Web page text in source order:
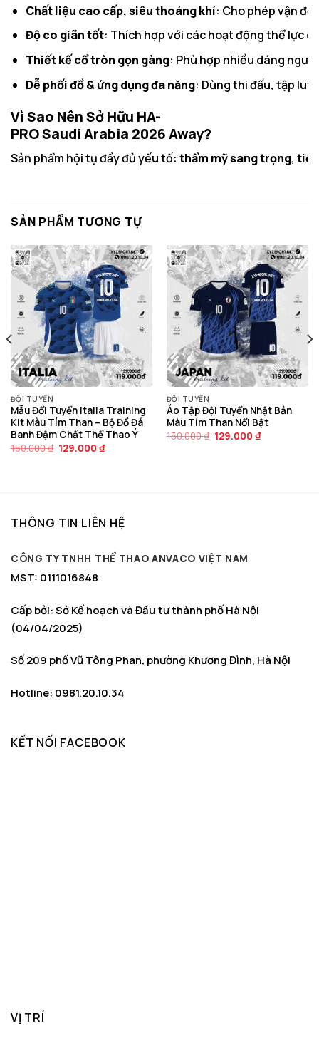
Chất liệu cao cấp, siêu thoáng khí: Cho phép vận
Độ co giãn tốt: Thích hợp với các hoạt động thể lực
Thiết kế cổ tròn gọn gàng: Phù hợp nhiều dáng
Dễ phối đồ & ứng dụng đa năng: Dùng thi đấu, tập
Vì Sao Nên Sở Hữu HA-
PRO Saudi Arabia 2026 Away?
Sản phẩm hội tụ đầy đủ yếu tố: thẩm mỹ sang trọng,
SẢN PHẨM TƯƠNG TỰ
ĐỘI TUYỂN
Mẫu Đổi Tuyển Italia Training
Kit Màu Tím Than – Bộ Đồ Đá
Banh Đậm Chất Thể Thao Ý
150.000₫ Giá
129.000 ₫Giá
ĐỘI TUYỂN
Áo Tập Đội Tuyển Nhật Bản
Màu Tím Than Nổi Bật
150.000₫ Giá
129.000 ₫Giá
THÔNG TIN LIÊN HỆ
CÔNG TY TNHH THỂ THAO ANVACO VIỆT NAM
MST: 0111016848
Cấp bởi: Sở Kế hoạch và Đầu tư thành phố Hà Nội
(04/04/2025)
Số 209 phố Vũ Tông Phan, phường Khương Đình, Hà Nội
Hotline: 0981.20.10.34
KẾT NỐI FACEBOOK
VỊ TRÍ